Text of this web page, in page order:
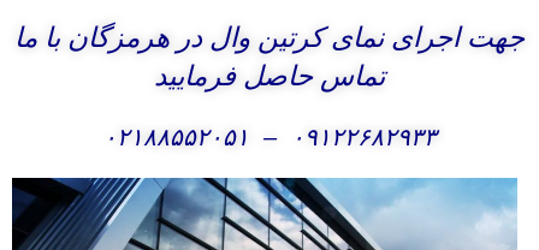
جهت اجرای نمای کرتین وال در هرمزگان با ما
تماس حاصل فرمایید
۰۹۱۲۲۶۸۲۹۳۳ – ۰۲۱۸۸۵۵۲۰۵۱